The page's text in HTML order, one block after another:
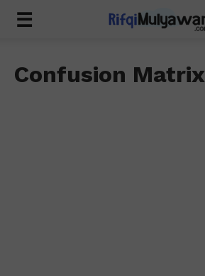
Confusion Matrix